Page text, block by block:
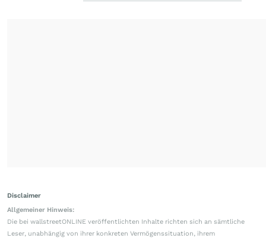
Disclaimer
Allgemeiner Hinweis:
Die bei wallstreetONLINE veröffentlichten Inhalte richten sich an sämtliche
Leser, unabhängig von ihrer konkreten Vermögenssituation, ihrem